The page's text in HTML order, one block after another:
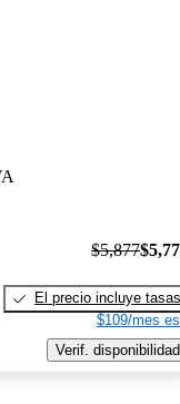
$5,877
El precio incluye tasas
$109/mes
Verif. disponibilidad